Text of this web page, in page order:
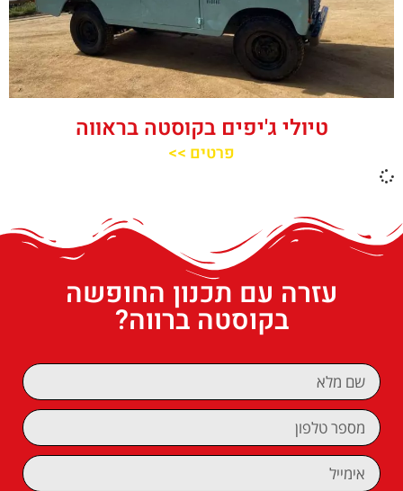
טיולי ג'יפים בקוסטה בראווה
פרטים >>
עזרה עם תכנון החופשה
בקוסטה ברווה?